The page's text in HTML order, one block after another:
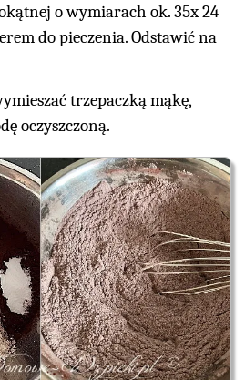
o wymiarach ok. 35x 24
do pieczenia. Odstawić na
trzepaczką mąkę,
oczyszczoną.